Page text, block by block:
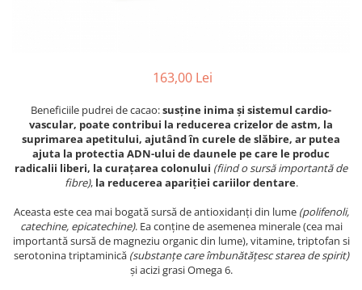
REMEDII NATURISTE
TOATE PRODUSELE
163,00 Lei
Beneficiile pudrei de cacao:susține inima și sistemul cardio-
vascular, poate contribui la reducerea crizelor de astm, la
suprimarea apetitului, ajutând în curele de slăbire, ar putea
ajuta la protectia ADN-ului de daunele pe care le produc
radicalii liberi, la curațarea colonului (fiind o sursă importantă de
fibre), la reducerea apariției cariilor dentare.
Aceasta este cea mai bogată sursă de antioxidanți din lume (polifenoli,
catechine, epicatechine). Ea conține de asemenea minerale (cea mai
importantă sursă de magneziu organic din lume), vitamine, triptofan si
serotonina triptaminică (substanțe care îmbunătățesc starea de spirit)
și acizi grasi Omega 6.